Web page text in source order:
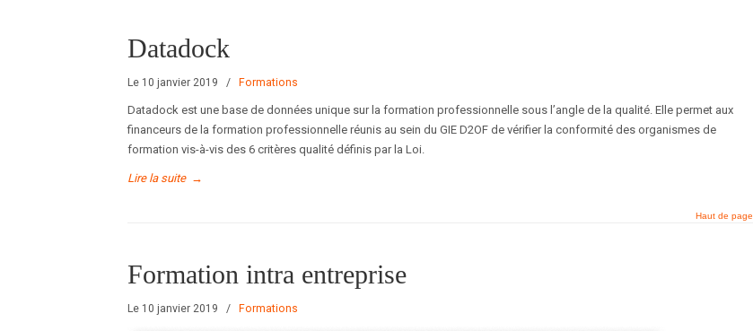
Datadock
Le 10 janvier 2019 / Formations
Datadock est une base de données unique sur la formation professionnelle sous l’angle de la qualité. Elle permet aux
financeurs de la formation professionnelle réunis au sein du GIE D2OF de vérifier la conformité des organismes de
formation vis-à-vis des 6 critères qualité définis par la Loi.
Lire la suite →
Haut de page
Formation intra entreprise
Le 10 janvier 2019 / Formations